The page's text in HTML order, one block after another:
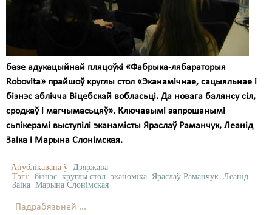
базе адукацыйнай пляцоўкі «Фабрыка-лябараторыя
Robovita» прайшоў круглы стол «Эканамічнае, сацыяльнае і
бізнэс аблічча Віцебскай вобласьці. Да новага балянсу сіл,
сродкаў і магчымасьцяў». Ключавымі запрошанымі
сьпікерамі выступілі эканамісты Яраслаў Раманчук, Леанід
Заіка і Марына Слонімская.
Апублікавана ў Дзяржава
Тэгі: бізнэс круглы стол эканоміка Яраслаў Раманчук Леанід
Заіка Марына Слонімская
Падрабязьней ...
Культурныя правы
Мігранты
Мірныя сходы
Палітвязьні
Праваабаронцы